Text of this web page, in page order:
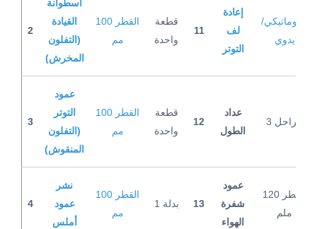
2
أسطوانة
القيادة
(التفلون
المخرش)
القطر 100
مم
قطعة
واحدة
11
إعادة
لف
التوتر
أوتوماتيكي/
يدوي
3
عمود
التوتر
(التفلون
المنقوش)
القطر 100
مم
قطعة
واحدة
12
عداد
الطول
3 مراحل
4
نشر
عمود
أملس
القطر 100
مم
1 بدلة 13
عمود
شفرة
الهواء
القطر 120
ملم